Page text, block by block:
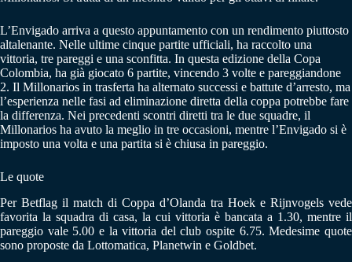
L’Envigado arriva a questo appuntamento con un rendimento piuttosto
altalenante. Nelle ultime cinque partite ufficiali, ha raccolto una
vittoria, tre pareggi e una sconfitta. In questa edizione della Copa
Colombia, ha già giocato 6 partite, vincendo 3 volte e pareggiandone
2. Il Millonarios in trasferta ha alternato successi e battute d’arresto, ma
l’esperienza nelle fasi ad eliminazione diretta della coppa potrebbe fare
la differenza. Nei precedenti scontri diretti tra le due squadre, il
Millonarios ha avuto la meglio in tre occasioni, mentre l’Envigado si è
imposto una volta e una partita si è chiusa in pareggio.
Le quote
Per Betflag il match di Coppa d’Olanda tra Hoek e Rijnvogels vede
favorita la squadra di casa, la cui vittoria è bancata a 1.30, mentre il
pareggio vale 5.00 e la vittoria del club ospite 6.75. Medesime quote
sono proposte da Lottomatica, Planetwin e Goldbet.